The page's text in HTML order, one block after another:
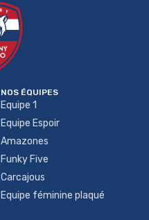
NOS ÉQUIPES
Equipe 1
Equipe Espoir
Amazones
Funky Five
Carcajous
Equipe féminine plaqué